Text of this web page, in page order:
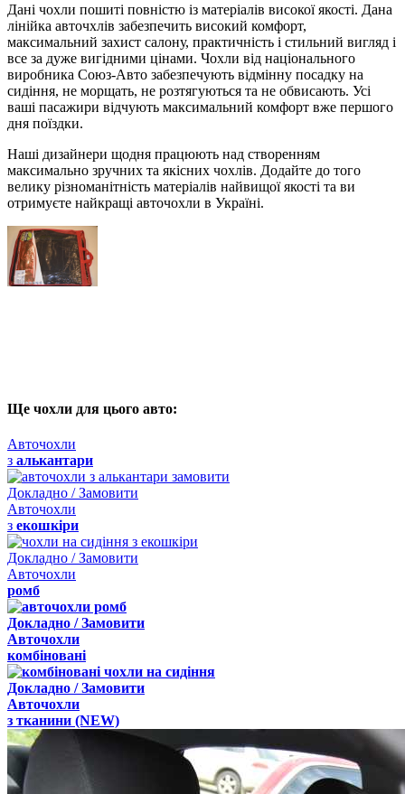
Дані чохли пошиті повністю із матеріалів високої якості. Дана
лінійка авточхлів забезпечить високий комфорт,
максимальний захист салону, практичність і стильний вигляд і
все за дуже вигідними цінами. Чохли від національного
виробника Союз-Авто забезпечують відмінну посадку на
сидіння, не морщать, не розтягуються та не обвисають. Усі
ваші пасажири відчують максимальний комфорт вже першого
дня поїздки.
Наші дизайнери щодня працюють над створенням
максимально зручних та якісних чохлів. Додайте до того
велику різноманітність матеріалів найвищої якості та ви
отримуєте найкращі авточохли в Україні.
Ще чохли для цього авто:
Авточохли
з алькантари
Докладно / Замовити
Авточохли
з екошкіри
Докладно / Замовити
Авточохли
ромб
Докладно / Замовити
Авточохли
комбіновані
Докладно / Замовити
Авточохли
з тканини (NEW)